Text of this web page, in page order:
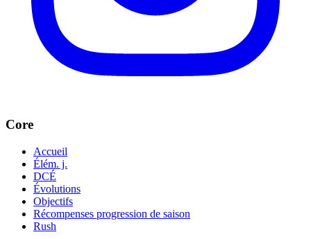
Core
Accueil
Élém. j.
DCÉ
Évolutions
Objectifs
Récompenses progression de saison
Rush